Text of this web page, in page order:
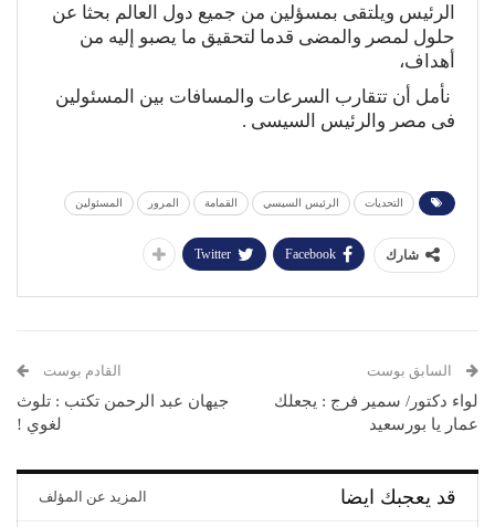
الرئيس ويلتقى بمسؤلين من جميع دول العالم بحثا عن
حلول لمصر والمضى قدما لتحقيق ما يصبو إليه من
أهداف،
نأمل أن تتقارب السرعات والمسافات بين المسئولين
فى مصر والرئيس السيسى .
التحديات الرئيس السيسي القمامة المرور المسئولين
شارك Facebook
Twitter
السابق بوست
لواء دكتور/ سمير فرج : يجعلك
عمار يا بورسعيد
القادم بوست
جيهان عبد الرحمن تكتب : تلوث
لغوي !
قد يعجبك ايضا المزيد عن المؤلف